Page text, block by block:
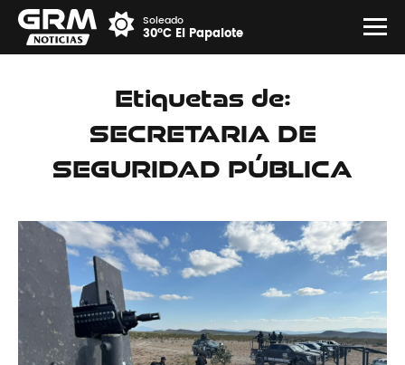
Soleado
30°C El Papalote
Etiquetas de:
SECRETARIA DE
SEGURIDAD PÚBLICA